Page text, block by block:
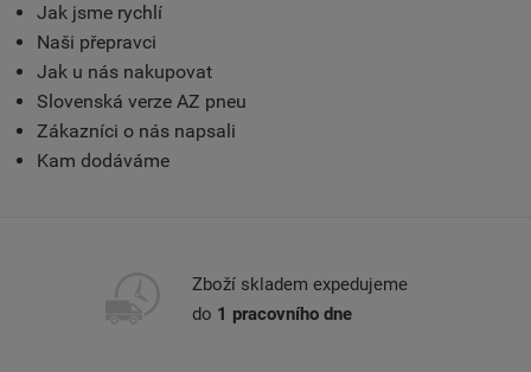
Jak jsme rychlí
Naši přepravci
Jak u nás nakupovat
Slovenská verze AZ pneu
Zákazníci o nás napsali
Kam dodáváme
Zboží skladem expedujeme
do 1 pracovního dne